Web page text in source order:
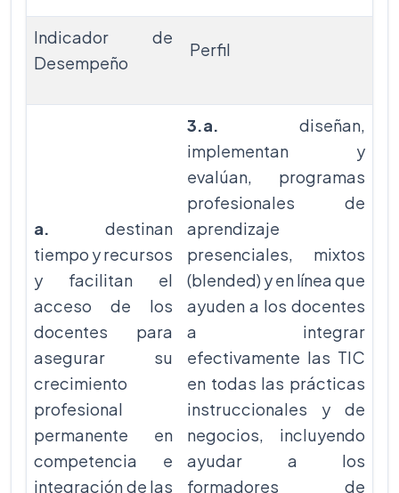
Indicador de
Desempeño
Perfil
a. destinan
tiempo y recursos
y facilitan el
acceso de los
docentes para
asegurar su
crecimiento
profesional
permanente en
competencia e
integración de las
3.a. diseñan,
implementan y
evalúan, programas
profesionales de
aprendizaje
presenciales, mixtos
(blended) y en línea que
ayuden a los docentes
a integrar
efectivamente las TIC
en todas las prácticas
instruccionales y de
negocios, incluyendo
ayudar a los
formadores de